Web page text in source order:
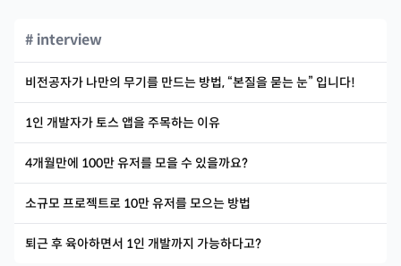
# interview
비전공자가 나만의 무기를 만드는 방법, “본질을 묻는 눈” 입니다!
1인 개발자가 토스 앱을 주목하는 이유
4개월만에 100만 유저를 모을 수 있을까요?
소규모 프로젝트로 10만 유저를 모으는 방법
퇴근 후 육아하면서 1인 개발까지 가능하다고?